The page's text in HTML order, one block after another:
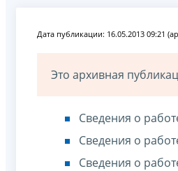
Дата публикации: 16.05.2013 09:21
Это архивная
Сведения о
Сведения о
Сведения о